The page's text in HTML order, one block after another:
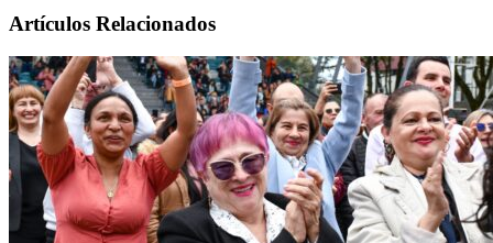
Artículos Relacionados